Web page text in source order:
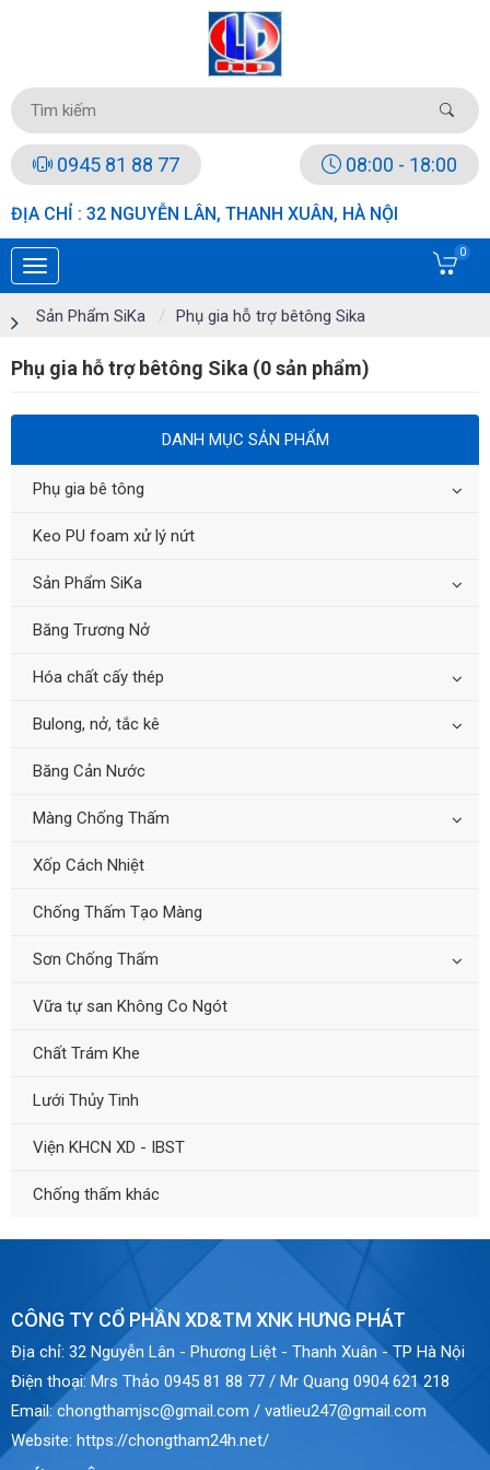
0945 81 88 77 08:00 - 18:00
ĐỊA CHỈ : 32 NGUYỄN LÂN, THANH XUÂN, HÀ NỘI
0
Sản Phẩm SiKa Phụ gia hỗ trợ bêtông Sika
Phụ gia hỗ trợ bêtông Sika (0 sản phẩm)
DANH MỤC SẢN PHẨM
Phụ gia bê tông
Keo PU foam xử lý nứt
Sản Phẩm SiKa
Băng Trương Nở
Hóa chất cấy thép
Bulong, nở, tắc kê
Băng Cản Nước
Màng Chống Thấm
Xốp Cách Nhiệt
Chống Thấm Tạo Màng
Sơn Chống Thấm
Vữa tự san Không Co Ngót
Chất Trám Khe
Lưới Thủy Tinh
Viện KHCN XD - IBST
Chống thấm khác
CÔNG TY CỔ PHẦN XD&TM XNK HƯNG PHÁT
Địa chỉ: 32 Nguyễn Lân - Phương Liệt - Thanh Xuân - TP Hà Nội
Điện thoại: Mrs Thảo 0945 81 88 77 / Mr Quang 0904 621 218
Email:chongthamjsc@gmail.com / vatlieu247@gmail.com
Website: https://chongtham24h.net/